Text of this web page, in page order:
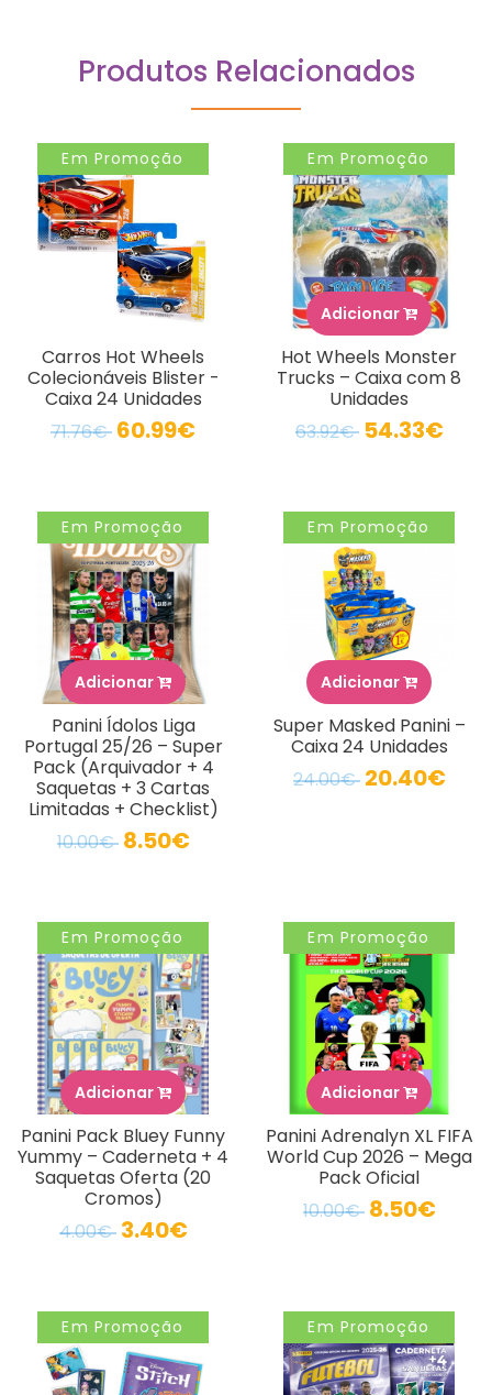
Produtos Relacionados
Em Promoção
Carros Hot Wheels
Colecionáveis Blister -
Caixa 24 Unidades
71.76€ 60.99€
Em Promoção
Adicionar
Hot Wheels Monster
Trucks – Caixa com 8
Unidades
63.92€ 54.33€
Em Promoção
Adicionar
Panini Ídolos Liga
Portugal 25/26 – Super
Pack (Arquivador + 4
Saquetas + 3 Cartas
Limitadas + Checklist)
10.00€ 8.50€
Em Promoção
Adicionar
Super Masked Panini –
Caixa 24 Unidades
24.00€ 20.40€
Em Promoção
Adicionar
Panini Pack Bluey Funny
Yummy – Caderneta + 4
Saquetas Oferta (20
Cromos)
4.00€ 3.40€
Em Promoção
Adicionar
Panini Adrenalyn XL FIFA
World Cup 2026 – Mega
Pack Oficial
10.00€ 8.50€
Em Promoção Em Promoção